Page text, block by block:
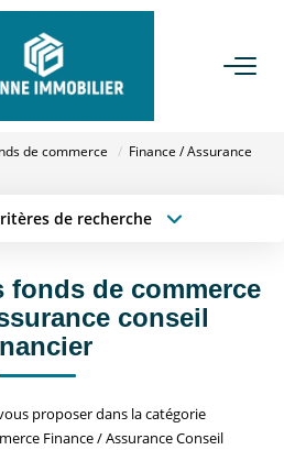
AGENCE
Nous
de commerce
Finance / Assurance
de recherche
Localisation
fonds de commerce
conseil
proposer dans la catégorie
Finance / Assurance Conseil